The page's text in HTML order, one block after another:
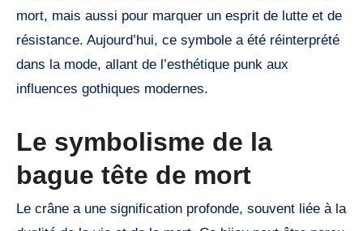
mort, mais aussi pour marquer un esprit de lutte et de
résistance. Aujourd’hui, ce symbole a été réinterprété
dans la mode, allant de l’esthétique punk aux
influences gothiques modernes.
Le symbolisme de la
bague tête de mort
Le crâne a une signification profonde, souvent liée à la